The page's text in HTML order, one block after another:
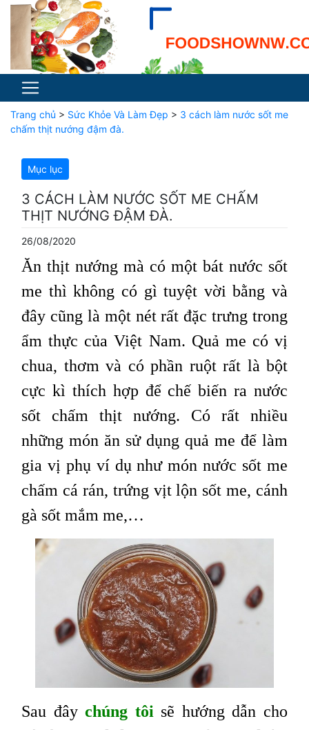
Trang chủ > Sức Khỏe Và Làm Đẹp > 3 cách làm nước sốt me
chấm thịt nướng đậm đà.
Mục lục
3 CÁCH LÀM NƯỚC SỐT ME CHẤM
THỊT NƯỚNG ĐẬM ĐÀ.
26/08/2020
Ăn thịt nướng mà có một bát nước sốt
me thì không có gì tuyệt vời bằng và
đây cũng là một nét rất đặc trưng trong
ẩm thực của Việt Nam. Quả me có vị
chua, thơm và có phần ruột rất là bột
cực kì thích hợp để chế biến ra nước
sốt chấm thịt nướng. Có rất nhiều
những món ăn sử dụng quả me để làm
gia vị phụ ví dụ như món nước sốt me
chấm cá rán, trứng vịt lộn sốt me, cánh
gà sốt mắm me,…
Sau đâychúng tôi sẽ hướng dẫn cho